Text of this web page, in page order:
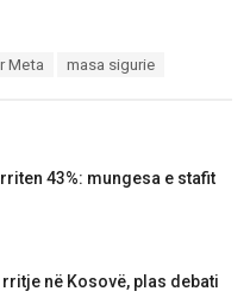
Meta masa sigurie
43%: mungesa e stafit
në Kosovë, plas debati